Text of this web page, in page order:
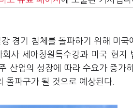
경기 침체를 돌파하기 위해 미국
사 세아창원특수강과 미국 현지
산업의 성장에 따라 수요가 증가
돌파구가 될 것으로 예상된다.